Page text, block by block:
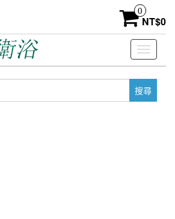
0
NT$0
Toggle